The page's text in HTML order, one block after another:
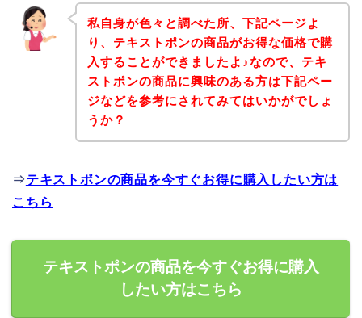
私自身が色々と調べた所、下記ページよ
り、テキストポンの商品がお得な価格で購
入することができましたよ♪なので、テキ
ストポンの商品に興味のある方は下記ペー
ジなどを参考にされてみてはいかがでしょ
うか？
⇒テキストポンの商品を今すぐお得に購入したい方は
こちら
テキストポンの商品を今すぐお得に購入
したい方はこちら